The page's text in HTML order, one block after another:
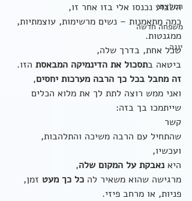
המלצתי
משפחה חדשה
יוגה
השבוע נכנסו אלי בזו אחר זו,
כמה מתאמנות – נשים מרשימות, עוצמתיות,
ממגנטות.
שכל אחת, בדרך שלה,
ביטאה בתסכול את הדינמיקה המבאסת הזו.
זה מחבל בכל כך הרבה מערכות יחסים,
ואני ממש רוצה לתת לך את מלוא הכלים
שייתמכו בך בזה:
קשר
שהתחיל עם הרבה משיכה והתלהבות,
ועכשיו,
היא נאבקת על המקום שלה,
מרגישה שהוא משאיר לה כל כך מעט זמן,
פניות, או מרחב פיזי.